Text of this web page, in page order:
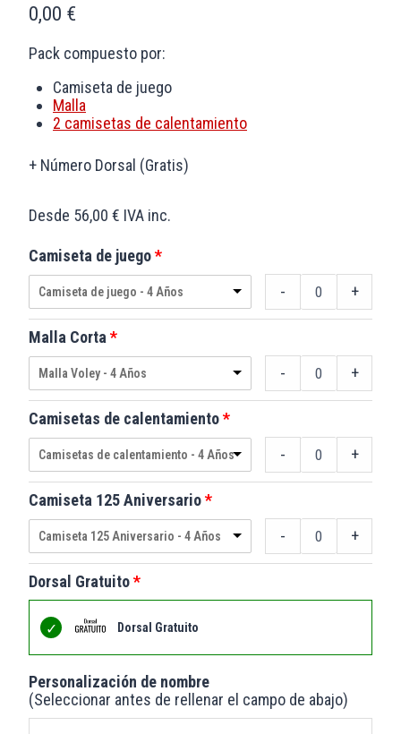
0,00 €
Pack compuesto por:
Camiseta de juego
Malla
2 camisetas de calentamiento
+ Número Dorsal (Gratis)
Desde 56,00 € IVA inc.
Camiseta de juego
Camiseta de juego - 4 Años - +
Malla Corta
Malla Voley - 4 Años - +
Camisetas de calentamiento
Camisetas de calentamiento - 4 Años - +
Camiseta 125 Aniversario
Camiseta 125 Aniversario - 4 Años - +
Dorsal Gratuito
Dorsal Gratuito
Personalización de nombre
(Seleccionar antes de rellenar el campo de abajo)